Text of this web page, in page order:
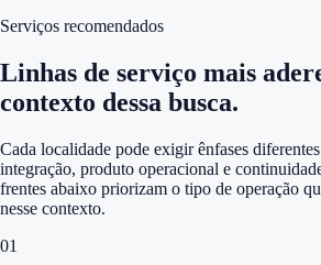
Serviços recomendados
Linhas de serviço mais
contexto dessa busca.
Cada localidade pode exigir ênfases
integração, produto operacional e
frentes abaixo priorizam o tipo de operação
nesse contexto.
01